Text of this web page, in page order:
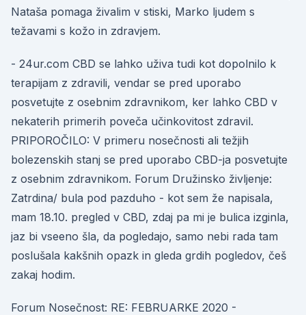
Nataša pomaga živalim v stiski, Marko ljudem s
težavami s kožo in zdravjem.
- 24ur.com CBD se lahko uživa tudi kot dopolnilo k
terapijam z zdravili, vendar se pred uporabo
posvetujte z osebnim zdravnikom, ker lahko CBD v
nekaterih primerih poveča učinkovitost zdravil.
PRIPOROČILO: V primeru nosečnosti ali težjih
bolezenskih stanj se pred uporabo CBD-ja posvetujte
z osebnim zdravnikom. Forum Družinsko življenje:
Zatrdina/ bula pod pazduho - kot sem že napisala,
mam 18.10. pregled v CBD, zdaj pa mi je bulica izginla,
jaz bi vseeno šla, da pogledajo, samo nebi rada tam
poslušala kakšnih opazk in gleda grdih pogledov, češ
zakaj hodim.
Forum Nosečnost: RE: FEBRUARKE 2020 -